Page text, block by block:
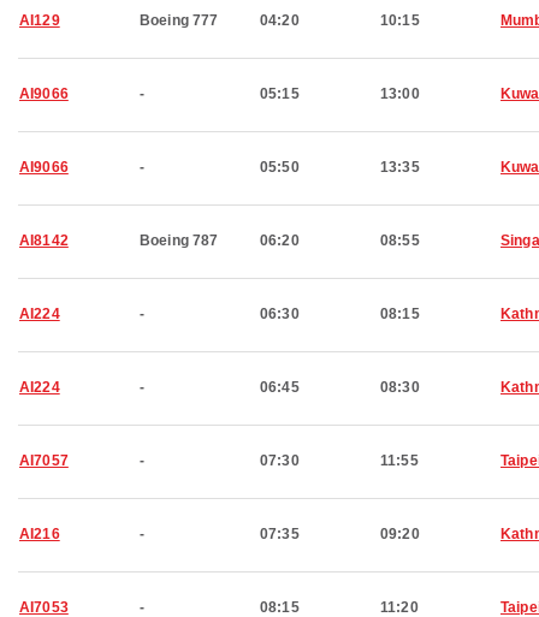
AI129 Boeing 777 04:20 10:15
AI9066 - 05:15 13:00
AI9066 - 05:50 13:35
AI8142 Boeing 787 06:20 08:55
AI224 - 06:30 08:15
AI224 - 06:45 08:30
AI7057 - 07:30 11:55
AI216 - 07:35 09:20
AI7053 - 08:15 11:20